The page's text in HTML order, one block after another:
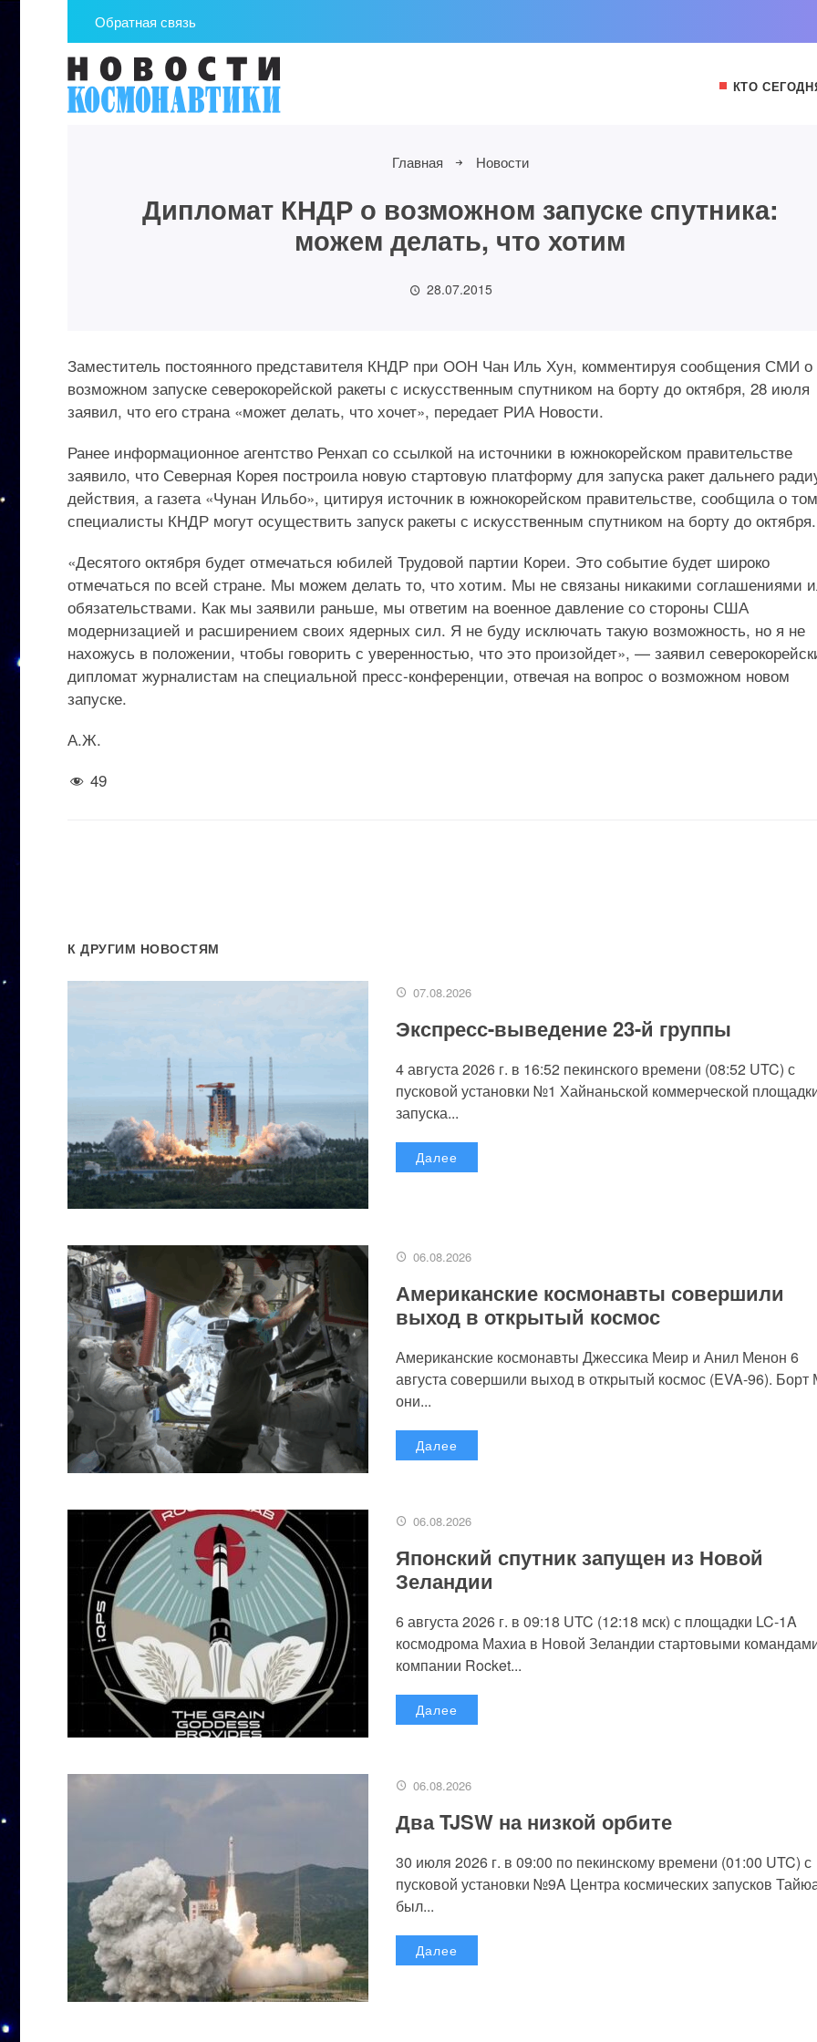
Обратная связь
КТО
Главная Новости
Дипломат КНДР о возможном запуске спутника:
можем делать, что хотим
28.07.2015
Заместитель постоянного представителя КНДР при ООН Чан Иль Хун, комментируя сообщения СМИ о
возможном запуске северокорейской ракеты с искусственным спутником на борту до октября, 28 июля
заявил, что его страна «может делать, что хочет», передает РИА Новости.
Ранее информационное агентство Ренхап со ссылкой на источники в южнокорейском правительстве
заявило, что Северная Корея построила новую стартовую платформу для запуска ракет дальнего
действия, а газета «Чунан Ильбо», цитируя источник в южнокорейском правительстве, сообщила о
специалисты КНДР могут осуществить запуск ракеты с искусственным спутником на борту до октября.
«Десятого октября будет отмечаться юбилей Трудовой партии Кореи. Это событие будет широко
отмечаться по всей стране. Мы можем делать то, что хотим. Мы не связаны никакими соглашениями
обязательствами. Как мы заявили раньше, мы ответим на военное давление со стороны США
модернизацией и расширением своих ядерных сил. Я не буду исключать такую возможность, но я не
нахожусь в положении, чтобы говорить с уверенностью, что это произойдет», — заявил
дипломат журналистам на специальной пресс-конференции, отвечая на вопрос о возможном новом
запуске.
А.Ж.
49
К ДРУГИМ НОВОСТЯМ
07.08.2026
Экспресс-выведение 23-й группы
4 августа 2026 г. в 16:52 пекинского времени (08:52 UTC) с
пусковой установки №1 Хайнаньской коммерческой
запуска...
Далее
06.08.2026
Американские космонавты совершили
выход в открытый космос
Американские космонавты Джессика Меир и Анил Менон 6
августа совершили выход в открытый космос (EVA-96).
они...
Далее
06.08.2026
Японский спутник запущен из Новой
Зеландии
6 августа 2026 г. в 09:18 UTC (12:18 мск) с площадки LC-1A
космодрома Махиа в Новой Зеландии стартовыми
компании Rocket...
Далее
06.08.2026
Два TJSW на низкой орбите
30 июля 2026 г. в 09:00 по пекинскому времени (01:00 UTC) с
пусковой установки №9A Центра космических запусков
был...
Далее